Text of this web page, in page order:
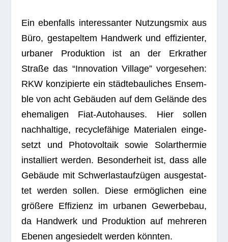
Ein eben­falls inter­es­san­ter Nut­zungs­mix aus
Büro, gesta­pel­tem Hand­werk und effi­zi­en­ter,
urba­ner Pro­duk­tion ist an der Erkra­ther
Straße das “Inno­va­tion Vil­lage” vor­ge­se­hen:
RKW kon­zi­pierte ein städ­te­bau­li­ches Ensem­
ble von acht Gebäu­den auf dem Gelände des
ehe­ma­li­gen Fiat-Auto­hau­ses. Hier sol­len
nach­hal­tige, recy­cle­fä­hige Mate­ria­len ein­ge­
setzt und Pho­to­vol­taik sowie Solar­ther­mie
instal­liert wer­den. Beson­der­heit ist, dass alle
Gebäude mit Schwer­last­auf­zü­gen aus­ge­stat­
tet wer­den sol­len. Diese ermög­li­chen eine
grö­ßere Effi­zi­enz im urba­nen Gewer­be­bau,
da Hand­werk und Pro­duk­tion auf meh­re­ren
Ebe­nen ange­sie­delt wer­den könnten.